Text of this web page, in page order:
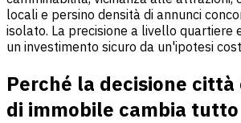
locali e persino densità di annunci
isolato. La precisione a livello quartiere
un investimento sicuro da un'ipotesi
Perché la decisione
di immobile cambia tutto